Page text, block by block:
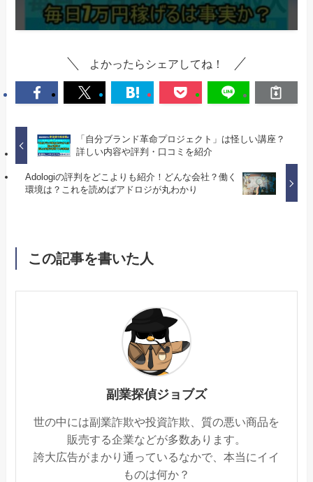
よかったらシェアしてね！
「自分ブランド革命プロジェクト」は怪しい講座？
詳しい内容や評判・口コミを紹介
Adologiの評判をどこよりも紹介！どんな会社？働く
環境は？これを読めばアドロジが丸わかり
この記事を書いた人
副業探偵ジョブズ
世の中には副業詐欺や投資詐欺、質の悪い商品を
販売する企業などが多数あります。
誇大広告がまかり通っているなかで、本当にイイ
ものは何か？